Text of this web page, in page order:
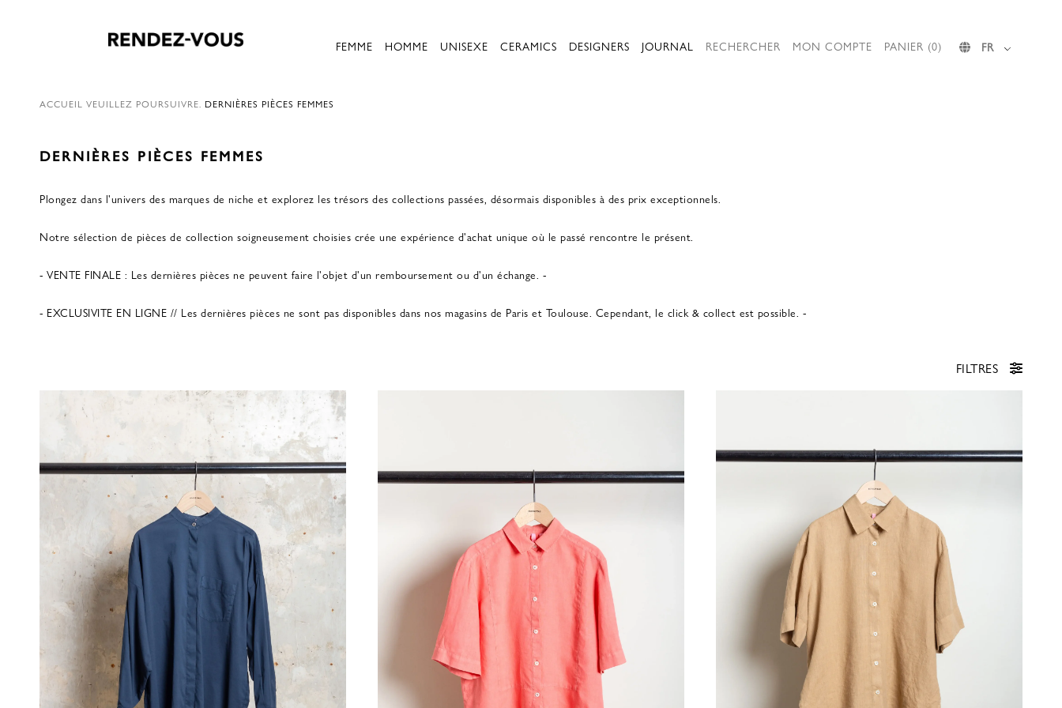
FEMME HOMME UNISEXE CERAMICS DESIGNERS JOURNAL RECHERCHER MON COMPTE PANIER (0) FR
ACCUEIL VEUILLEZ POURSUIVRE. DERNIÈRES PIÈCES FEMMES
DERNIÈRES PIÈCES FEMMES
Plongez dans l'univers des marques de niche et explorez les trésors des collections passées, désormais disponibles à des prix exceptionnels.
Notre sélection de pièces de collection soigneusement choisies crée une expérience d'achat unique où le passé rencontre le présent.
- VENTE FINALE : Les dernières pièces ne peuvent faire l'objet d'un remboursement ou d'un échange. -
- EXCLUSIVITE EN LIGNE // Les dernières pièces ne sont pas disponibles dans nos magasins de Paris et Toulouse. Cependant, le click & collect est possible. -
FILTRES